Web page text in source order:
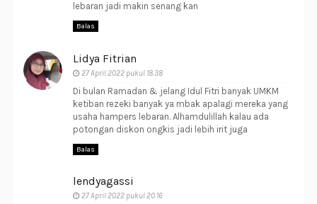
lebaran jadi makin senang kan
Balas
Lidya Fitrian
27 April 2022 pukul 18.38
Di bulan Ramadan & jelang Idul Fitri banyak UMKM
ketiban rezeki banyak ya mbak apalagi mereka yang
usaha hampers lebaran. Alhamdulillah kalau ada
potongan diskon ongkis jadi lebih irit juga
Balas
lendyagassi
27 April 2022 pukul 20.16